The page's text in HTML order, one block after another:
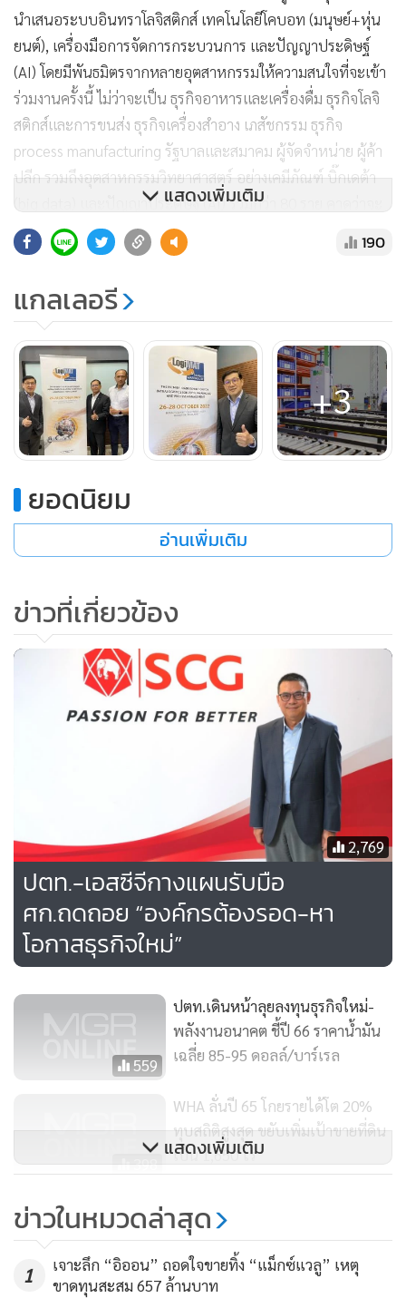
นำเสนอระบบอินทราโลจิสติกส์ เทคโนโลยีโคบอท (มนุษย์+หุ่น
ยนต์), เครื่องมือการจัดการกระบวนการ และปัญญาประดิษฐ์
(AI) โดยมีพันธมิตรจากหลายอุตสาหกรรมให้ความสนใจที่จะเข้า
ร่วมงานครั้งนี้ ไม่ว่าจะเป็น ธุรกิจอาหารและเครื่องดื่ม ธุรกิจโลจิ
สติกส์และการขนส่ง ธุรกิจเครื่องสำอาง เภสัชกรรม ธุรกิจ
process manufacturing รัฐบาลและสมาคม ผู้จัดจำหน่าย ผู้ค้า
ปลีก รวมถึงอุตสาหกรรมวิทยาศาสตร์ อย่างเคมีภัณฑ์ บิ๊กเดต้า
(big data) และปัญญาประดิษฐ์ (AI) รวมกว่า 80 ราย คาดว่าจะ
ดึงดูดผู้เข้าเข้าชมงานกว่า 5,000 ราย
โดยภายในงานจะมีเวทีสัมมนา ธีม “Hands on Technology,
Innovative Industrial Solutions” แบ่งเป็น 2 เวทีหลักด้วยกัน
คือ เวที “Thai Intralogistics 4.0 Forum” หรือ “Orange
Forum” เนื้อหาภาพรวมอุตสาหกรรมฯ เจาะเทรนด์เทคโนโลยี
ล่าสุด ที่มีส่วนช่วยในคลังสินค้าตลอดจนส่งผลต่อการขับเคลื่อน
ทางเศรษฐกิจ และเวที “Intralogistics Solutions Forum” หรือ
ปัญหาต่างๆ เป็นต้น
แสดงเพิ่มเติม
190
แกลเลอรี
+3
ยอดนิยม
อ่านเพิ่มเติม
ข่าวที่เกี่ยวข้อง
2,769
ปตท.-เอสซีจีกางแผนรับมือ
ศก.ถดถอย “องค์กรต้องรอด-หา
โอกาสธุรกิจใหม่”
559
ปตท.เดินหน้าลุยลงทุนธุรกิจใหม่-
พลังงานอนาคต ชี้ปี 66 ราคาน้ำมัน
เฉลี่ย 85-95 ดอลล์/บาร์เรล
398
WHA ลั่นปี 65 โกยรายได้โต 20%
ทุบสถิติสูงสุด ขยับเพิ่มเป้าขายที่ดิน
เป็น 1,650 ไร่
62
ข่าย หนุน “E-Logistics” Upskill
เทียบเท่าระดับสากล ดันไทยสู่ Hub
ขนส่งอาเซียน
แสดงเพิ่มเติม
ข่าวในหมวดล่าสุด
1
เจาะลึก “อิออน” ถอดใจขายทิ้ง “แม็กซ์แวลู” เหตุ
ขาดทุนสะสม 657 ล้านบาท